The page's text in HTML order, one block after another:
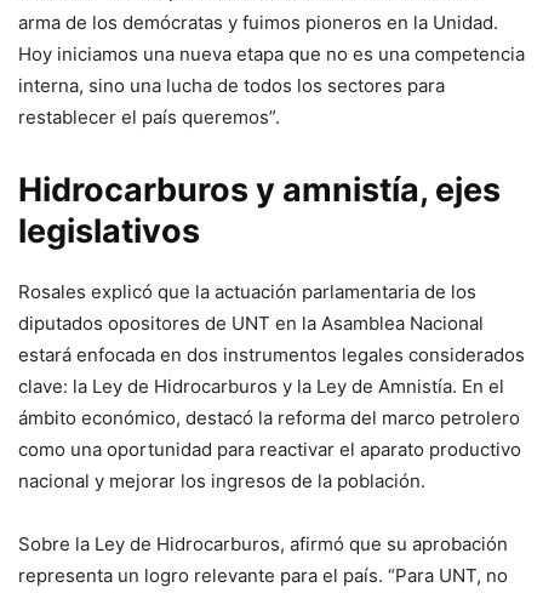
arma de los demócratas y fuimos pioneros en la Unidad.
Hoy iniciamos una nueva etapa que no es una competencia
interna, sino una lucha de todos los sectores para
restablecer el país queremos”.
Hidrocarburos y amnistía, ejes
legislativos
Rosales explicó que la actuación parlamentaria de los
diputados opositores de UNT en la Asamblea Nacional
estará enfocada en dos instrumentos legales considerados
clave: la Ley de Hidrocarburos y la Ley de Amnistía. En el
ámbito económico, destacó la reforma del marco petrolero
como una oportunidad para reactivar el aparato productivo
nacional y mejorar los ingresos de la población.
Sobre la Ley de Hidrocarburos, afirmó que su aprobación
representa un logro relevante para el país. “Para UNT, no